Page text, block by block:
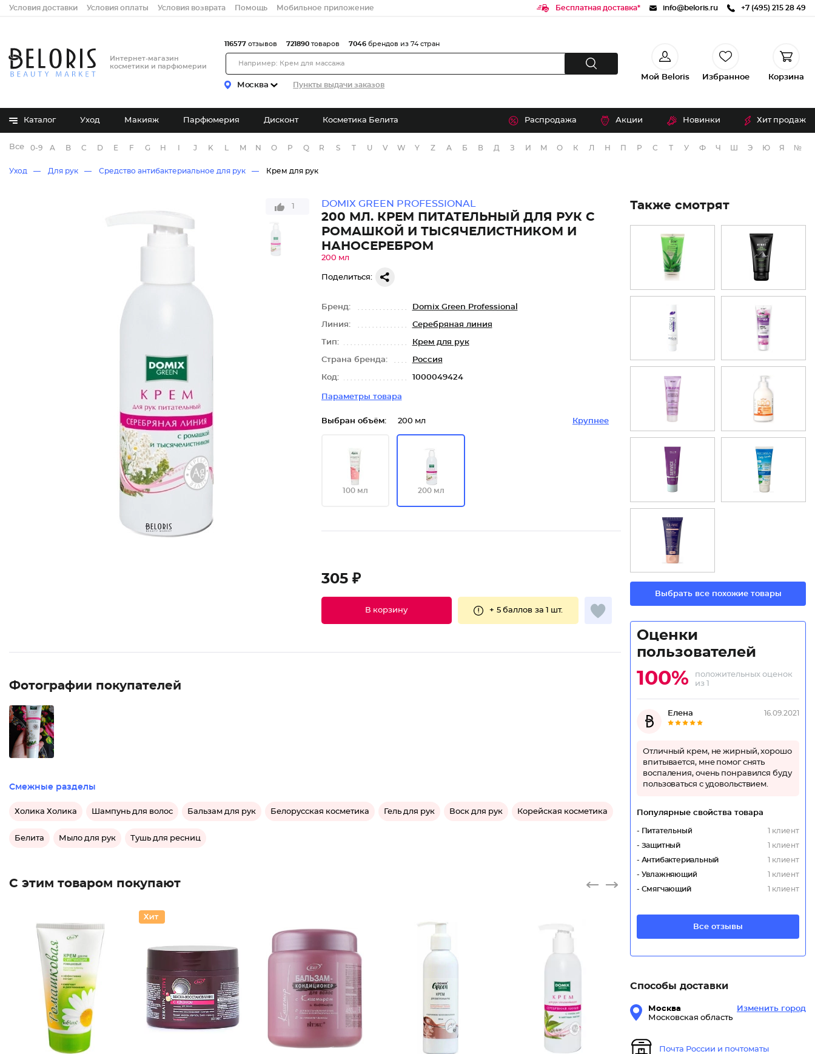
Условия доставки Условия оплаты Условия возврата Помощь Мобильное приложение Бесплатная доставка* info@beloris.ru +7 (495) 215 28 49
Интернет-магазин
косметики и парфюмерии
Москва Пункты выдачи заказов
116577 отзывов 721890 товаров 7046 брендов из 74 стран
Мой Beloris Избранное Корзина
Каталог Уход Макияж Парфюмерия Дисконт Косметика Белита Распродажа Акции Новинки Хит продаж
Все бренды
0-9 A B C D E F G H J K M N O P Q R S T U V W Y Z А Б В Д З И М О К Л Н П Р С Т У Ф Ч Э Ю Я №
Уход Для рук Средство антибактериальное для рук Крем для рук
1 DOMIX GREEN PROFESSIONAL
200 МЛ. КРЕМ ПИТАТЕЛЬНЫЙ ДЛЯ РУК С
РОМАШКОЙ И ТЫСЯЧЕЛИСТНИКОМ И
НАНОСЕРЕБРОМ
200 мл
Поделиться:
Бренд: Domix Green Professional
Линия: Серебряная линия
Тип: Крем для рук
Страна бренда: Россия
Код: 1000049424
Параметры товара
Выбран объём: 200 мл Крупнее
100 мл 200 мл
305 ₽
В корзину + 5 баллов за 1 шт.
Фотографии покупателей
Смежные разделы
Холика Холика Шампунь для волос Бальзам для рук Белорусская косметика Гель для рук Воск для рук Корейская косметика
Белита Мыло для рук Тушь для ресниц
С этим товаром покупают
Бальзам
Также смотрят
Выбрать все похожие товары
Оценки
пользователей
100%
положительных оценок
из 1
Елена 16.09.2021
Отличный крем, не жирный, хорошо
впитывается, мне помог снять
воспаления, очень понравился буду
пользоваться с удовольствием.
Популярные свойства товара
- Питательный
1 клиент
- Защитный
1 клиент
- Антибактериальный
1 клиент
- Увлажняющий
1 клиент
- Смягчающий
1 клиент
Все отзывы
Способы доставки
Москва
Московская область
Изменить город
Почта России и почтоматы